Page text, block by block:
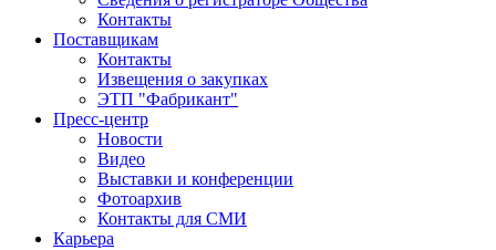
Контакты
Поставщикам
Контакты
Извещения о закупках
ЭТП "Фабрикант"
Пресс-центр
Новости
Видео
Выставки и конференции
Фотоархив
Контакты для СМИ
Карьера